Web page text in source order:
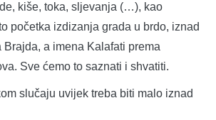
kiše, toka, sljevanja (…), kao
početka izdizanja grada u brdo, iznad
Brajda, a imena Kalafati prema
Sve ćemo to saznati i shvatiti.
slučaju uvijek treba biti malo iznad